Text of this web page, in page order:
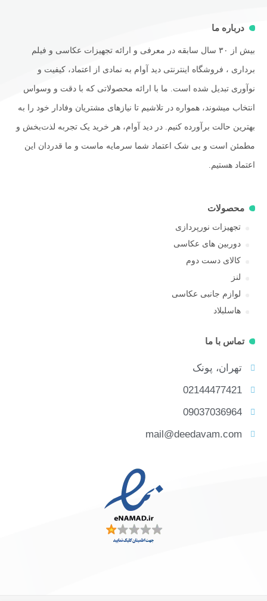
درباره ما
بیش از ۳۰ سال سابقه در معرفی و ارائه تجهیزات عکاسی و فیلم
برداری ، فروشگاه اینترنتی دید آوام به نمادی از اعتماد، کیفیت و
نوآوری تبدیل شده است. ما با ارائه محصولاتی که با دقت و وسواس
انتخاب میشوند، همواره در تلاشیم تا نیازهای مشتریان وفادار خود را به
بهترین حالت برآورده کنیم. در دید آوام، هر خرید یک تجربه لذت‌بخش و
مطمئن است و بی شک اعتماد شما سرمایه ماست و ما قدردان این
اعتماد هستیم.
محصولات
تجهیزات نورپردازی
دوربین های عکاسی
کالای دست دوم
لنز
لوازم جانبی عکاسی
هاسلبلاد
تماس با ما
تهران، پونک
02144477421
09037036964
mail@deedavam.com